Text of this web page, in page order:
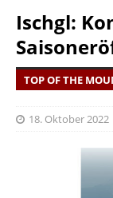
Ischgl:
TOP OF THE
18. Oktober 2022